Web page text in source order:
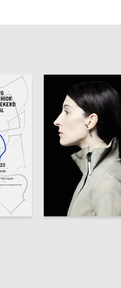
48 Anzor Kankulov